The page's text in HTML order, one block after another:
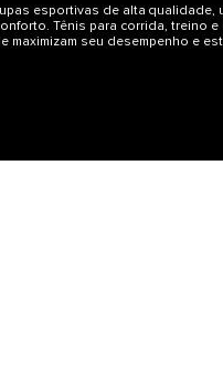
esportivas de alta qualidade,
Tênis para corrida, treino e
maximizam seu desempenho e